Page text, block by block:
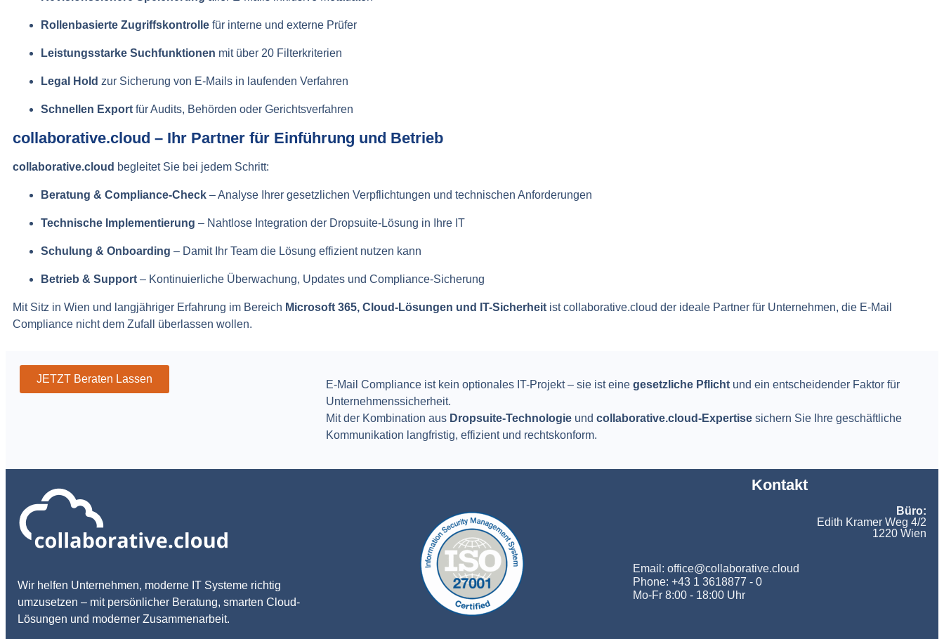
Rollenbasierte Zugriffskontrolle für interne und externe Prüfer
Leistungsstarke Suchfunktionen mit über 20 Filterkriterien
Legal Hold zur Sicherung von E-Mails in laufenden Verfahren
Schnellen Export für Audits, Behörden oder Gerichtsverfahren
collaborative.cloud – Ihr Partner für Einführung und Betrieb
collaborative.cloud begleitet Sie bei jedem Schritt:
Beratung & Compliance-Check – Analyse Ihrer gesetzlichen Verpflichtungen und technischen Anforderungen
Technische Implementierung – Nahtlose Integration der Dropsuite-Lösung in Ihre IT
Schulung & Onboarding – Damit Ihr Team die Lösung effizient nutzen kann
Betrieb & Support – Kontinuierliche Überwachung, Updates und Compliance-Sicherung
Mit Sitz in Wien und langjähriger Erfahrung im Bereich Microsoft 365, Cloud-Lösungen und IT-Sicherheit ist collaborative.cloud der ideale Partner für Unternehmen, die E-Mail
Compliance nicht dem Zufall überlassen wollen.
JETZT Beraten Lassen E-Mail Compliance ist kein optionales IT-Projekt – sie ist eine gesetzliche Pflichtund ein entscheidender Faktor für
Unternehmenssicherheit.
Mit der Kombination aus Dropsuite-Technologieund collaborative.cloud-Expertisesichern Sie Ihre geschäftliche
Kommunikation langfristig, effizient und rechtskonform.
Wir helfen Unternehmen, moderne IT Systeme richtig
umzusetzen – mit persönlicher Beratung, smarten Cloud-
Lösungen und moderner Zusammenarbeit.
Kontakt
Büro:
Edith Kramer Weg 4/2
1220 Wien
Email: office@collaborative.cloud
Phone: +43 1 3618877 - 0
Mo-Fr 8:00 - 18:00 Uhr